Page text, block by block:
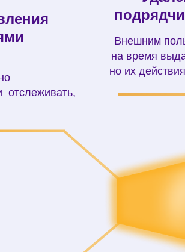
отслеживать,
Внешним
на время
но их